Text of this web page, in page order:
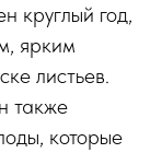
круглый год,
ярким
листьев.
также
которые